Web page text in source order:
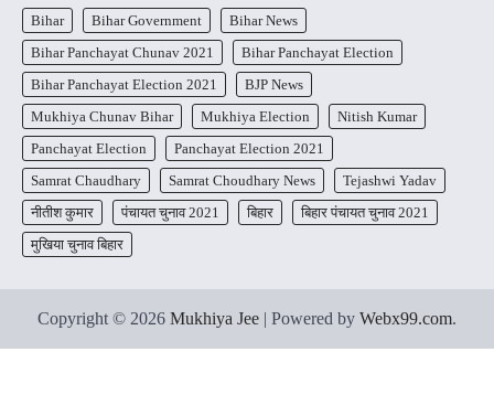
Bihar Bihar Government
Bihar News
Bihar Panchayat Chunav 2021
Bihar Panchayat Election
Bihar Panchayat Election 2021
BJP News
Mukhiya Chunav Bihar
Mukhiya Election
Nitish Kumar
Panchayat Election
Panchayat Election 2021
Samrat Chaudhary
Samrat Choudhary News
Tejashwi Yadav
नीतीश कुमार
पंचायत चुनाव 2021 बिहार
बिहार पंचायत चुनाव 2021
मुखिया चुनाव बिहार
Copyright © 2026 Mukhiya Jee | Powered by Webx99.com.